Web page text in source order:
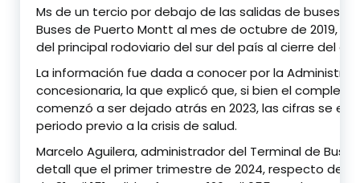
Ms de un tercio por debajo de las salidas de buses
Buses de Puerto Montt al mes de octubre de 2019,
del principal rodoviario del sur del país al cierre del
La información fue dada a conocer por la
concesionaria, la que explicó que, si bien el
comenzó a ser dejado atrás en 2023, las cifras se
periodo previo a la crisis de salud.
Marcelo Aguilera, administrador del Terminal de
detall que el primer trimestre de 2024, respecto de